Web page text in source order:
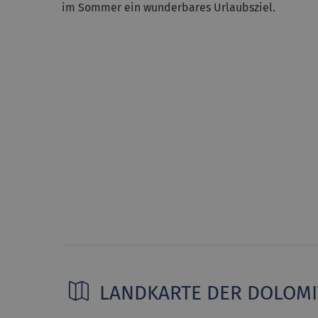
im Sommer ein wunderbares Urlaubsziel.
LANDKARTE DER